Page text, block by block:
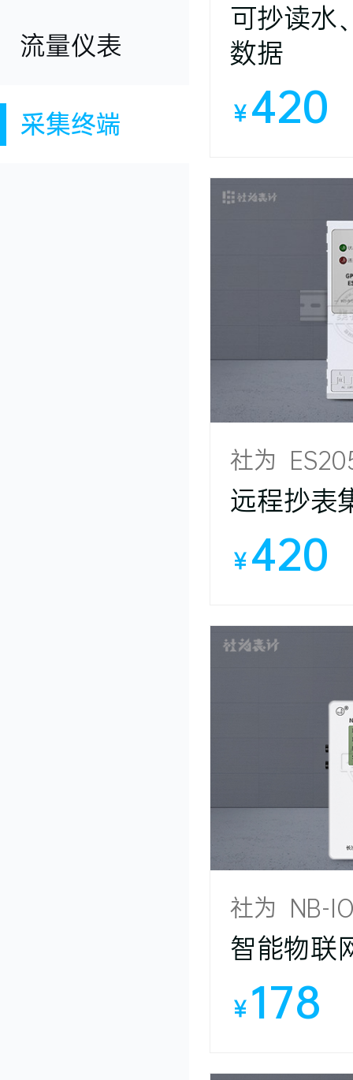
流量仪表
采集终端
可抄读水
数据
￥ 420
社为
远程抄表
￥ 420
社为 NB-
智能物联
￥ 178